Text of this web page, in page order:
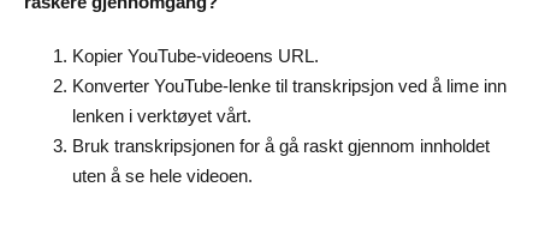
Kopier YouTube-videoens URL.
Konverter YouTube-lenke til transkripsjon ved å lime inn
lenken i verktøyet vårt.
Bruk transkripsjonen for å gå raskt gjennom innholdet
uten å se hele videoen.